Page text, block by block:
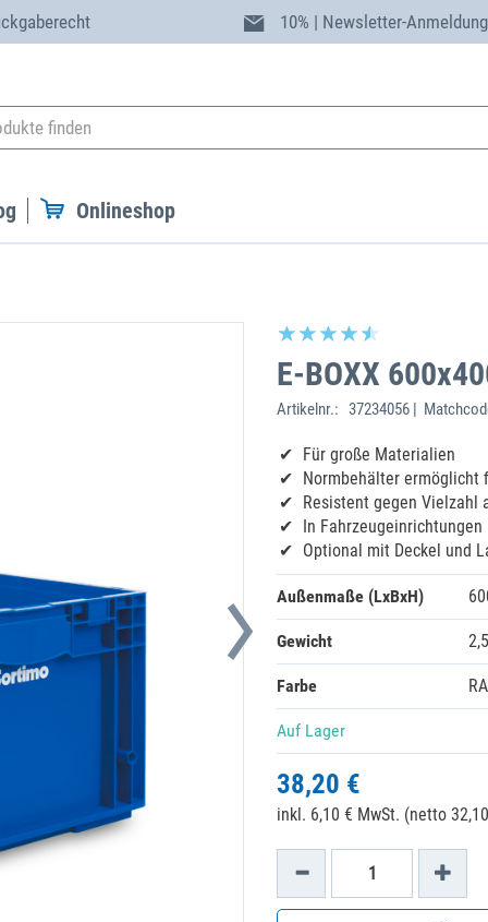
10% | Newsletter-Anmeldung
Onlineshop
E-BOXX
Artikelnr.: 37234056 |
Für große Materialien
Normbehälter ermöglicht
Resistent gegen Vielzahl
In
Optional mit Deckel und
Außenmaße (LxBxH)
Gewicht
Farbe
Auf Lager
38,20 €
inkl. 6,10 € MwSt. (netto